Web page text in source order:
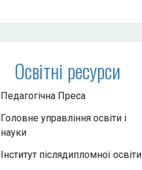
Освітні ресурси
Педагогічна Преса
Головне управління освіти і
науки
Інститут післядипломної освіти